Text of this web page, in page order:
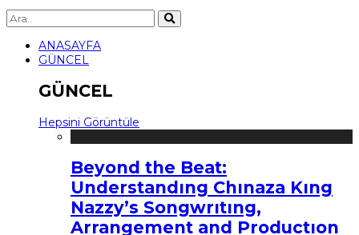
ANASAYFA
GÜNCEL
GÜNCEL
Hepsini Görüntüle
Beyond the Beat:
Understandıng Chınaza Kıng
Nazzy’s Songwrıtıng,
Arrangement and Productıon